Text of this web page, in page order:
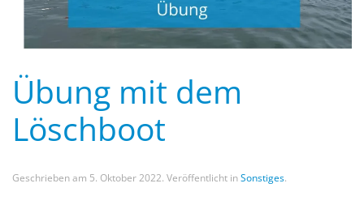
Übung mit dem
Löschboot
Geschrieben am 5. Oktober 2022. Veröffentlicht inSonstiges.